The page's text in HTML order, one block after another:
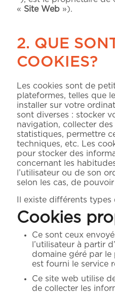
« Site Web »).
2. QUE
COOKIES?
Les cookies sont de
plateformes, telles que
installer sur votre
sont diverses : stocker
navigation, collecter
statistiques, permettre
techniques, etc. Les
pour stocker des
concernant les
l’utilisateur ou de son
selon les cas, de
Il existe différents types
Cookies
Ce sont ceux
l’utilisateur à partir
domaine géré par le
est fourni le service
Ce site web utilise
de collecter les